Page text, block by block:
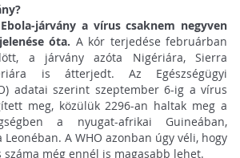
járvány a vírus csaknem negyven
óta. A kór terjedése februárban
a járvány azóta Nigériára, Sierra
is átterjedt. Az Egészségügyi
adatai szerint szeptember 6-ig a vírus
meg, közülük 2296-an haltak meg a
a nyugat-afrikai Guineában,
A WHO azonban úgy véli, hogy
még ennél is magasabb lehet.